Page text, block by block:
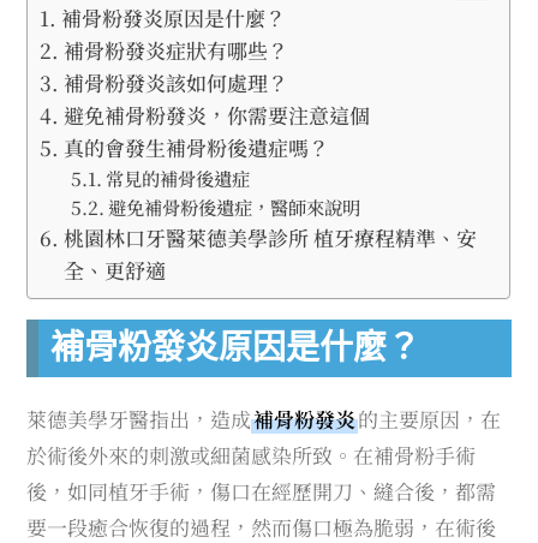
補骨粉發炎原因是什麼？
補骨粉發炎症狀有哪些？
補骨粉發炎該如何處理？
避免補骨粉發炎，你需要注意這個
真的會發生補骨粉後遺症嗎？
常見的補骨後遺症
避免補骨粉後遺症，醫師來說明
桃園林口牙醫萊德美學診所 植牙療程精準、安
全、更舒適
補骨粉發炎原因是什麼？
萊德美學牙醫指出，造成補骨粉發炎的主要原因，在
於術後外來的刺激或細菌感染所致。在補骨粉手術
後，如同植牙手術，傷口在經歷開刀、縫合後，都需
要一段癒合恢復的過程，然而傷口極為脆弱，在術後